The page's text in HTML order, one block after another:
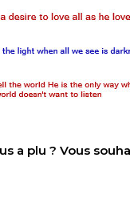
a plu ? Vous